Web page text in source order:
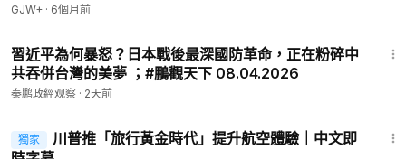
GJW+ · 6個月前
習近平為何暴怒？日本戰後最深國防革命，正在粉碎中
共吞併台灣的美夢 ；#鵬觀天下 08.04.2026
秦鹏政經观察 · 2天前
獨家
川普推「旅行黃金時代」提升航空體驗｜中文即